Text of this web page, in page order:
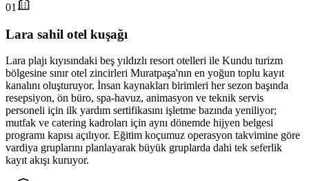
01
Lara sahil otel kuşağı
Lara plajı kıyısındaki beş yıldızlı resort otelleri ile Kundu turizm
bölgesine sınır otel zincirleri Muratpaşa'nın en yoğun toplu kayıt
kanalını oluşturuyor. İnsan kaynakları birimleri her sezon başında
resepsiyon, ön büro, spa-havuz, animasyon ve teknik servis
personeli için ilk yardım sertifikasını işletme bazında yeniliyor;
mutfak ve catering kadroları için aynı dönemde hijyen belgesi
programı kapısı açılıyor. Eğitim koçumuz operasyon takvimine göre
vardiya gruplarını planlayarak büyük gruplarda dahi tek seferlik
kayıt akışı kuruyor.